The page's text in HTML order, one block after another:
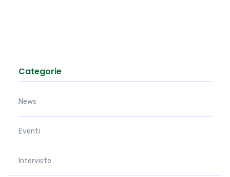
Categorie
News
Eventi
Interviste